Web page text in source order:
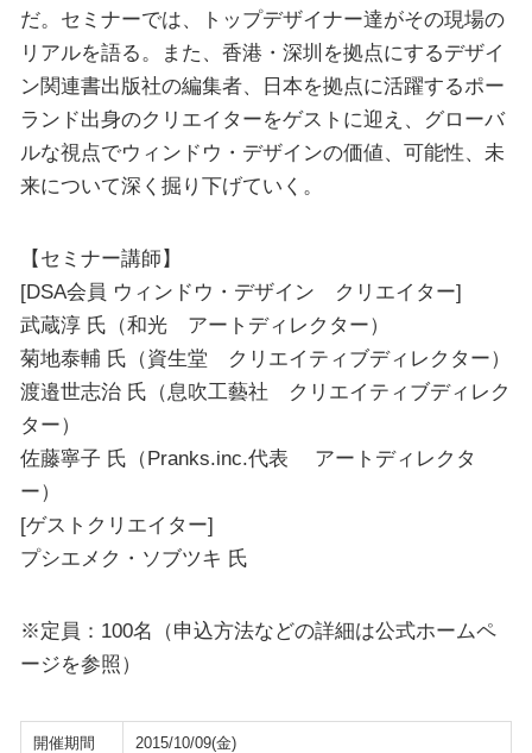
だ。セミナーでは、トップデザイナー達がその現場の
リアルを語る。また、香港・深圳を拠点にするデザイ
ン関連書出版社の編集者、日本を拠点に活躍するポー
ランド出身のクリエイターをゲストに迎え、グローバ
ルな視点でウィンドウ・デザインの価値、可能性、未
来について深く掘り下げていく。
【セミナー講師】
[DSA会員 ウィンドウ・デザイン クリエイター]
武蔵淳 氏（和光 アートディレクター）
菊地泰輔 氏（資生堂 クリエイティブディレクター）
渡邉世志治 氏（息吹工藝社 クリエイティブディレク
ター）
佐藤寧子 氏（Pranks.inc.代表 アートディレクタ
ー）
[ゲストクリエイター]
プシエメク・ソブツキ 氏
※定員：100名（申込方法などの詳細は公式ホームペ
ージを参照）
開催期間 2015/10/09(金)